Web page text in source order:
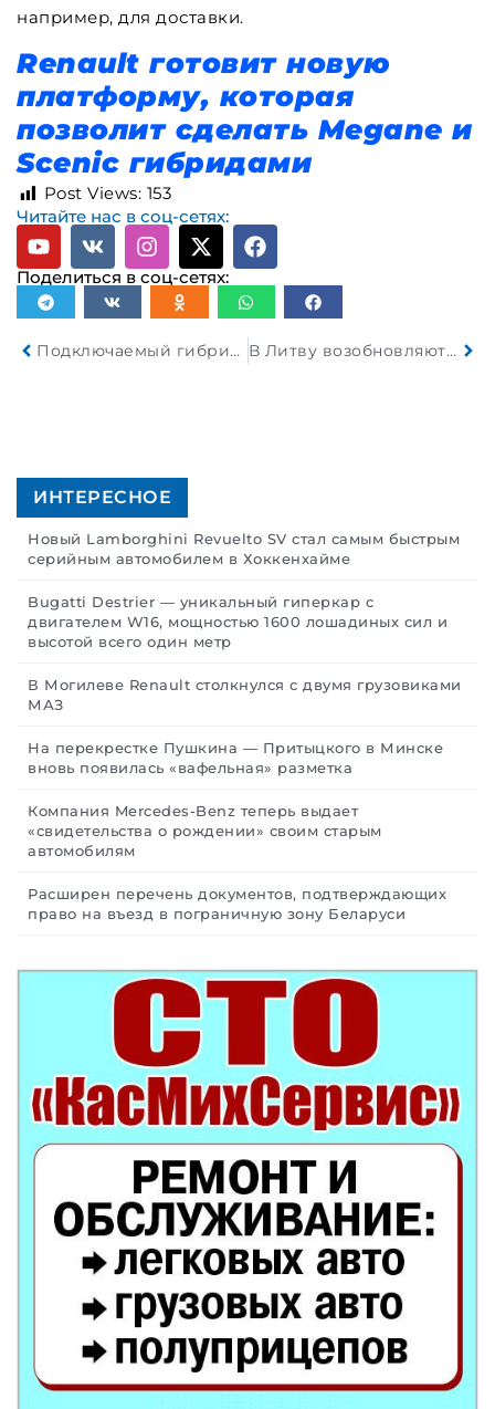
например, для доставки.
Renault готовит новую
платформу, которая
позволит сделать Megane и
Scenic гибридами
Post Views: 153
Читайте нас в соц-сетях:
Поделиться в соц-сетях:
Подключаемый гибрид Mercedes-AMG C63 будет снят с производства В Литву возобновляются пассажироперевозки
ИНТЕРЕСНОЕ
Новый Lamborghini Revuelto SV стал самым быстрым
серийным автомобилем в Хоккенхайме
Bugatti Destrier — уникальный гиперкар с
двигателем W16, мощностью 1600 лошадиных сил и
высотой всего один метр
В Могилеве Renault столкнулся с двумя грузовиками
МАЗ
На перекрестке Пушкина — Притыцкого в Минске
вновь появилась «вафельная» разметка
Компания Mercedes-Benz теперь выдает
«свидетельства о рождении» своим старым
автомобилям
Расширен перечень документов, подтверждающих
право на въезд в пограничную зону Беларуси